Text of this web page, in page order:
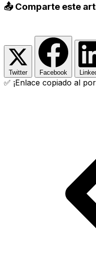
📤 Comparte este
Twitter Facebook
✅ ¡Enlace copiado al